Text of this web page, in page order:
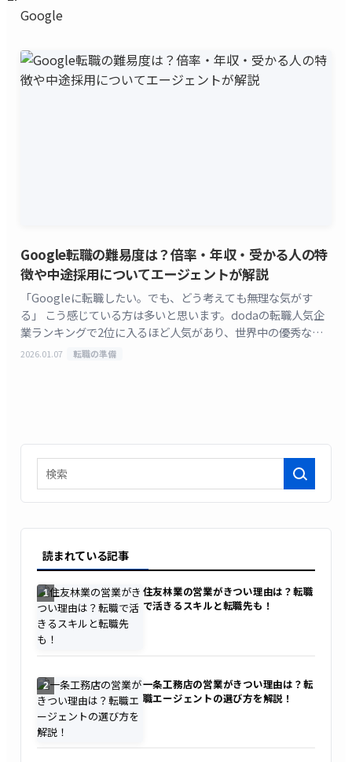
Google
Google転職の難易度は？倍率・年収・受かる人の特
徴や中途採用についてエージェントが解説
「Googleに転職したい。でも、どう考えても無理な気がす
る」 こう感じている方は多いと思います。dodaの転職人気企
業ランキングで2位に入るほど人気があり、世界中の優秀な人
材が応募するGoogleへの転職は、確かに簡単 [&hellip;]
2026.01.07 転職の準備
検索
読まれている記事
1
住友林業の営業がきつい理由は？転職
で活きるスキルと転職先も！
2
一条工務店の営業がきつい理由は？転
職エージェントの選び方を解説！